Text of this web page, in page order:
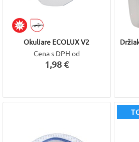
Okuliare ECOLUX V2
Cena s DPH od
1,98 €